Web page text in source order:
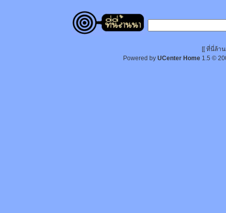
[[ ที่นี่ล้า
Powered by UCenter Home 1.5 ©